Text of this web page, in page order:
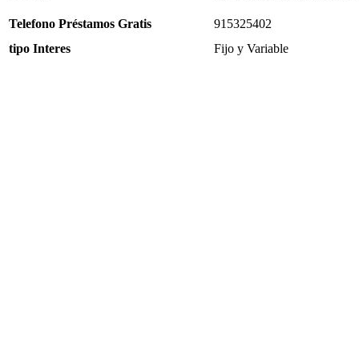
Telefono Préstamos Gratis
915325402
tipo Interes
Fijo y Variable